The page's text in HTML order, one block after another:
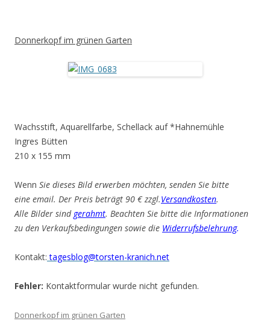
Donnerkopf im grünen Garten
Wachsstift, Aquarellfarbe, Schellack auf *Hahnemühle
Ingres Bütten
210 x 155 mm
Wenn Sie dieses Bild erwerben möchten, senden Sie bitte
eine email. Der Preis beträgt 90 € zzgl.Versandkosten.
Alle Bilder sind gerahmt. Beachten Sie bitte die Informationen
zu den Verkaufsbedingungen sowie die Widerrufsbelehrung.
Kontakt: tagesblog@torsten-kranich.net
Fehler: Kontaktformular wurde nicht gefunden.
Donnerkopf im grünen Garten